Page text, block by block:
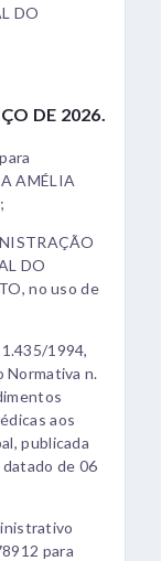
DO
DE 2026.
AMÉLIA
DO
no uso de
1994,
Normativa n.
aos
publicada
datado de 06
para